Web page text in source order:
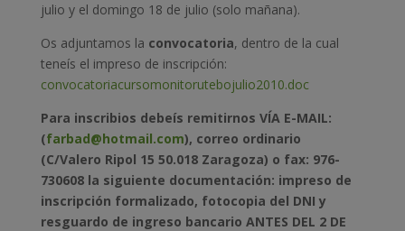
julio y el domingo 18 de julio (solo mañana).
Os adjuntamos la convocatoria, dentro de la cual
teneís el impreso de inscripción:
convocatoriacursomonitorutebojulio2010.doc
Para inscribios debeís remitirnos VÍA E-MAIL:
(farbad@hotmail.com), correo ordinario
(C/Valero Ripol 15 50.018 Zaragoza) o fax: 976-
730608 la siguiente documentación: impreso de
inscripción formalizado, fotocopia del DNI y
resguardo de ingreso bancario ANTES DEL 2 DE